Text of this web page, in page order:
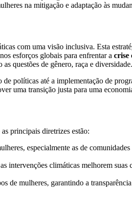
na mitigação e adaptação às
com uma visão inclusiva. Esta
esforços globais para enfrentar a crise
questões de gênero, raça e diversidade.
políticas até a implementação de
uma transição justa para uma
principais diretrizes estão:
especialmente as de
intervenções climáticas melhorem suas
de mulheres, garantindo a